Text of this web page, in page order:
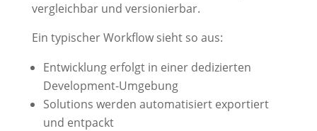
vergleichbar und versionierbar.
Ein typischer Workflow sieht so aus:
Entwicklung erfolgt in einer dedizierten
Development-Umgebung
Solutions werden automatisiert exportiert
und entpackt